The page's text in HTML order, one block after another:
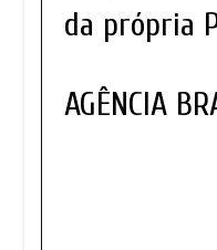
da própria
AGÊNCIA